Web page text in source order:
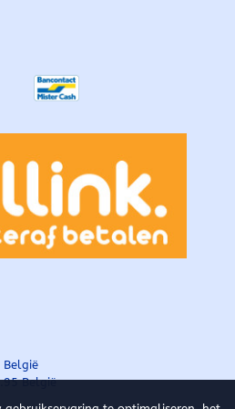
België
België